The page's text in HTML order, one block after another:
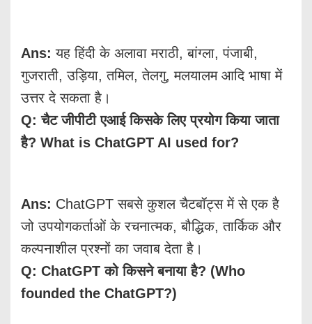
Ans:यह हिंदी के अलावा मराठी, बांग्ला, पंजाबी,
गुजराती, उड़िया, तमिल, तेलगु, मलयालम आदि भाषा में
उत्तर दे सकता है।
Q: चैट जीपीटी एआई किसके लिए प्रयोग किया जाता
है? What is ChatGPT AI used for?
Ans: ChatGPT सबसे कुशल चैटबॉट्स में से एक है
जो उपयोगकर्ताओं के रचनात्मक, बौद्धिक, तार्किक और
कल्पनाशील प्रश्नों का जवाब देता है।
Q: ChatGPT को किसने बनाया है? (Who
founded the ChatGPT?)